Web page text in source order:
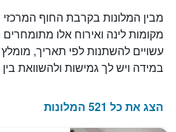
מבין המלונות בקרבת החוף
מקומות לינה ואירוח אלו
עשויים להשתנות לפי תאריך,
במידה ויש לך גמישות ולהשוואת
הצג את כל 521 המלונות